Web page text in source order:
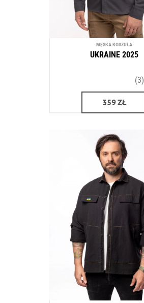
MĘSKA KOSZULA
UKRAINE 2025
(3)
359ZŁ